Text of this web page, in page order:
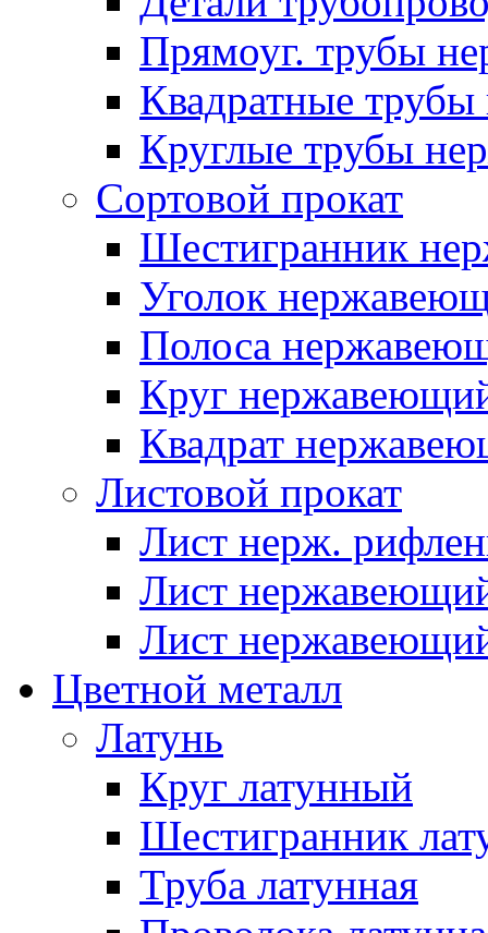
Прямоуг. трубы
Квадратные
Круглые трубы
Сортовой прокат
Шестигранник
Уголок
Полоса
Круг
Квадрат
Листовой прокат
Лист нерж.
Лист
Лист
Цветной металл
Латунь
Круг латунный
Шестигранник
Труба латунная